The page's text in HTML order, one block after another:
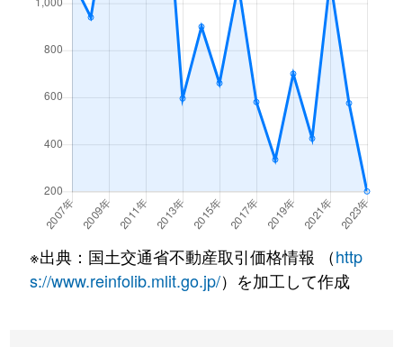
※出典：国土交通省不動産取引価格情報 （http
s://www.reinfolib.mlit.go.jp/）を加工して作成